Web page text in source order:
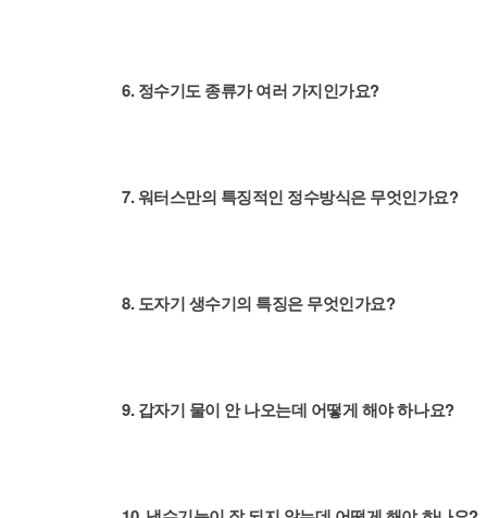
6. 정수기도 종류가 여러 가지인가요?
7. 워터스만의 특징적인 정수방식은 무엇인가요?
8. 도자기 생수기의 특징은 무엇인가요?
9. 갑자기 물이 안 나오는데 어떻게 해야 하나요?